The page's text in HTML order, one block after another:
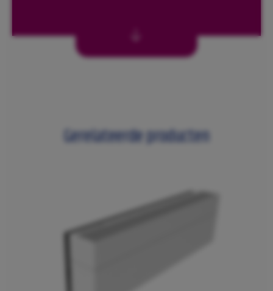
Gerelateerde producten